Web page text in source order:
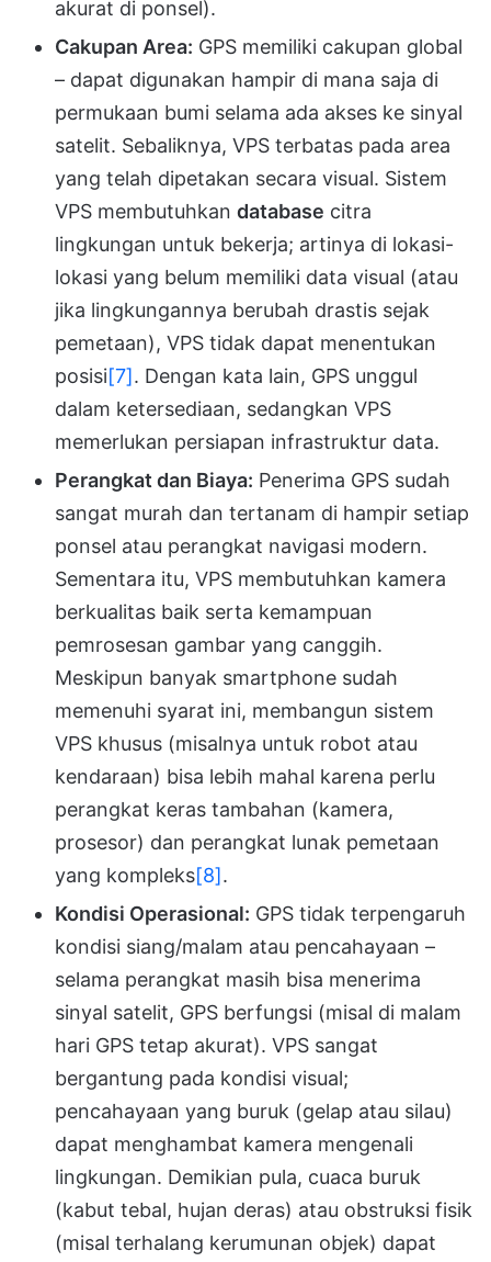
akurat di ponsel).
Cakupan Area: GPS memiliki cakupan global
– dapat digunakan hampir di mana saja di
permukaan bumi selama ada akses ke sinyal
satelit. Sebaliknya, VPS terbatas pada area
yang telah dipetakan secara visual. Sistem
VPS membutuhkan database citra
lingkungan untuk bekerja; artinya di lokasi-
lokasi yang belum memiliki data visual (atau
jika lingkungannya berubah drastis sejak
pemetaan), VPS tidak dapat menentukan
posisi[7]. Dengan kata lain, GPS unggul
dalam ketersediaan, sedangkan VPS
memerlukan persiapan infrastruktur data.
Perangkat dan Biaya: Penerima GPS sudah
sangat murah dan tertanam di hampir setiap
ponsel atau perangkat navigasi modern.
Sementara itu, VPS membutuhkan kamera
berkualitas baik serta kemampuan
pemrosesan gambar yang canggih.
Meskipun banyak smartphone sudah
memenuhi syarat ini, membangun sistem
VPS khusus (misalnya untuk robot atau
kendaraan) bisa lebih mahal karena perlu
perangkat keras tambahan (kamera,
prosesor) dan perangkat lunak pemetaan
yang kompleks[8].
Kondisi Operasional: GPS tidak terpengaruh
kondisi siang/malam atau pencahayaan –
selama perangkat masih bisa menerima
sinyal satelit, GPS berfungsi (misal di malam
hari GPS tetap akurat). VPS sangat
bergantung pada kondisi visual;
pencahayaan yang buruk (gelap atau silau)
dapat menghambat kamera mengenali
lingkungan. Demikian pula, cuaca buruk
(kabut tebal, hujan deras) atau obstruksi fisik
(misal terhalang kerumunan objek) dapat